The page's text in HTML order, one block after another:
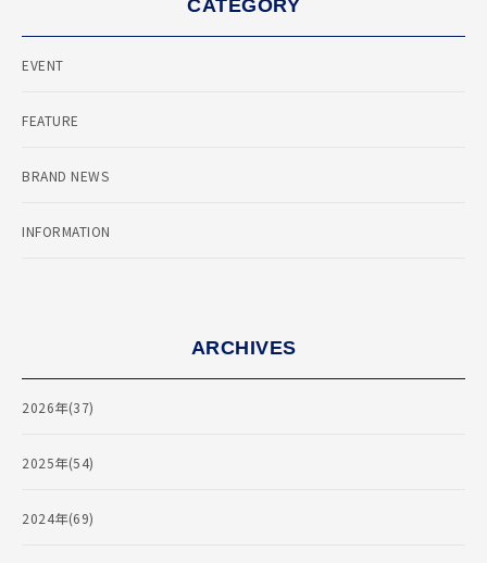
CATEGORY
EVENT
FEATURE
BRAND NEWS
INFORMATION
ARCHIVES
2026年(37)
2025年(54)
2024年(69)